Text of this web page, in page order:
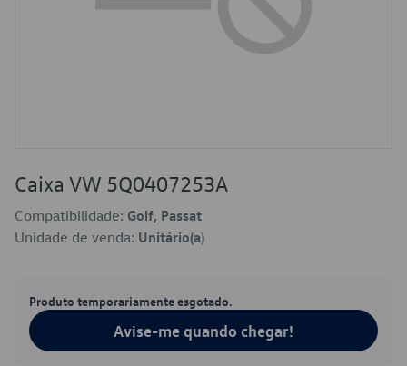
Caixa VW 5Q0407253A
Compatibilidade: Golf, Passat
Unidade de venda: Unitário(a)
Produto temporariamente esgotado.
Avise-me quando chegar!